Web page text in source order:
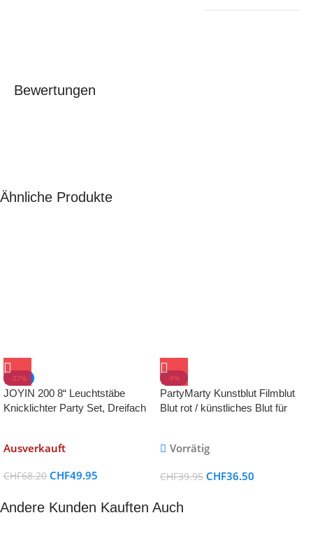
Bewertungen
Ähnliche Produkte
-27%
JOYIN 200 8“ Leuchtstäbe
Knicklichter Party Set, Dreifach
Halloween Party Karneval
Farben)
Ausverkauft
CHF68.20 CHF49.95
-9%
PartyMarty Kunstblut Filmblut
Blut rot / künstliches Blut für
Vorrätig
CHF39.95 CHF36.50
Andere Kunden Kauften Auch